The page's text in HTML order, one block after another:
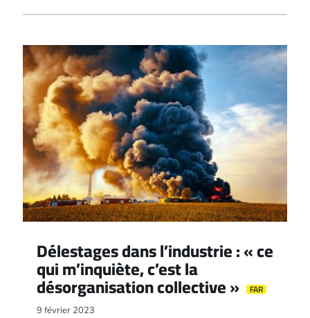
Délestages dans l’industrie : « ce
qui m’inquiète, c’est la
désorganisation collective » FAR
9 février 2023